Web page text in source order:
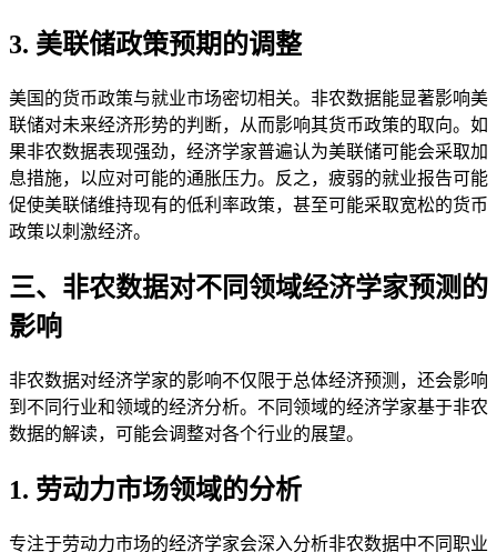
3. 美联储政策预期的调整
美国的货币政策与就业市场密切相关。非农数据能显著影响美
联储对未来经济形势的判断，从而影响其货币政策的取向。如
果非农数据表现强劲，经济学家普遍认为美联储可能会采取加
息措施，以应对可能的通胀压力。反之，疲弱的就业报告可能
促使美联储维持现有的低利率政策，甚至可能采取宽松的货币
政策以刺激经济。
三、非农数据对不同领域经济学家预测的
影响
非农数据对经济学家的影响不仅限于总体经济预测，还会影响
到不同行业和领域的经济分析。不同领域的经济学家基于非农
数据的解读，可能会调整对各个行业的展望。
1. 劳动力市场领域的分析
专注于劳动力市场的经济学家会深入分析非农数据中不同职业